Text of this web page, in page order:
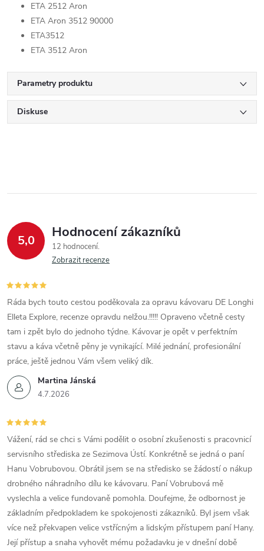
ETA 2512 Aron
ETA Aron 3512 90000
ETA3512
ETA 3512 Aron
Parametry produktu
Diskuse
5,0 Hodnocení zákazníků
12 hodnocení
Zobrazit recenze
Martina Jánská
4.7.2026
Ráda bych touto cestou poděkovala za opravu kávovaru DE Longhi
Elleta Explore, recenze opravdu nelžou.!!!!! Opraveno včetně cesty
tam i zpět bylo do jednoho týdne. Kávovar je opět v perfektním
stavu a káva včetně pěny je vynikající. Milé jednání, profesionální
práce, ještě jednou Vám všem veliký dík.
Vážení, rád se chci s Vámi podělit o osobní zkušenosti s pracovnicí
servisního střediska ze Sezimova Ústí. Konkrétně se jedná o paní
Hanu Vobrubovou. Obrátil jsem se na středisko se žádostí o nákup
drobného náhradního dílu ke kávovaru. Paní Vobrubová mě
vyslechla a velice fundovaně pomohla. Doufejme, že odbornost je
základním předpokladem ke spokojenosti zákazníků. Byl jsem však
více než překvapen velice vstřícným a lidským přístupem paní Hany.
Její přístup a snaha vyhovět mému požadavku je v dnešní době